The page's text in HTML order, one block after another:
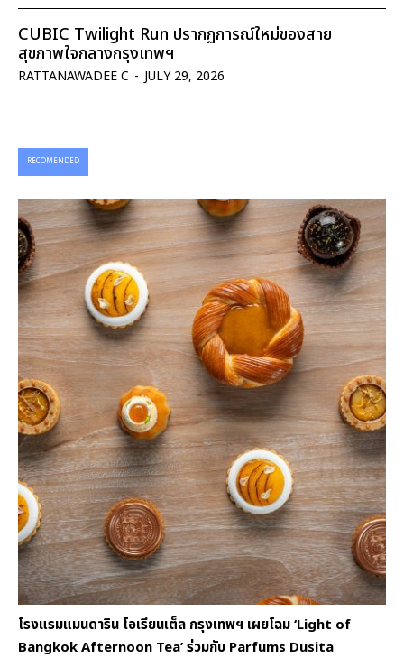
CUBIC Twilight Run ปรากฏการณ์ใหม่ของสาย
สุขภาพใจกลางกรุงเทพฯ
RATTANAWADEE C - JULY 29, 2026
RECOMENDED
โรงแรมแมนดาริน โอเรียนเต็ล กรุงเทพฯ เผยโฉม ‘Light of
Bangkok Afternoon Tea’ ร่วมกับ Parfums Dusita